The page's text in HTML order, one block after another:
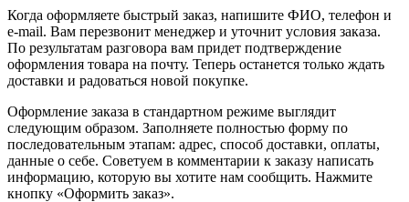
Когда оформляете быстрый заказ, напишите ФИО, телефон и
e-mail. Вам перезвонит менеджер и уточнит условия заказа.
По результатам разговора вам придет подтверждение
оформления товара на почту. Теперь останется только ждать
доставки и радоваться новой покупке.
Оформление заказа в стандартном режиме выглядит
следующим образом. Заполняете полностью форму по
последовательным этапам: адрес, способ доставки, оплаты,
данные о себе. Советуем в комментарии к заказу написать
информацию, которую вы хотите нам сообщить. Нажмите
кнопку «Оформить заказ».